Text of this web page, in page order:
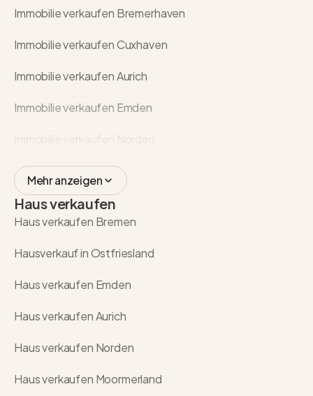
Immobilie verkaufen Bremerhaven
Immobilie verkaufen Cuxhaven
Immobilie verkaufen Aurich
Immobilie verkaufen Emden
Mehr anzeigen
Haus verkaufen
Haus verkaufen Bremen
Hausverkauf in Ostfriesland
Haus verkaufen Emden
Haus verkaufen Aurich
Haus verkaufen Norden
Haus verkaufen Moormerland